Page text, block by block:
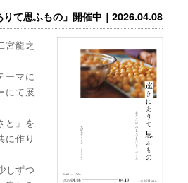
て思ふもの」開催中｜2026.04.08
宮龍之
ーマに
にて展
と」を
に作り
しずつ